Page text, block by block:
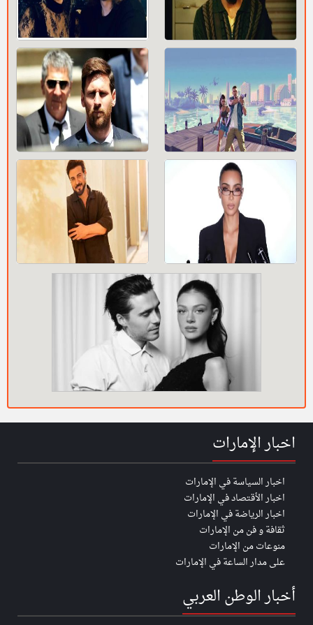
اخبار الإمارات
اخبار السياسة في الإمارات
اخبار الأقتصاد في الإمارات
اخبار الرياضة في الإمارات
ثقافة و فن من الإمارات
منوعات من الإمارات
على مدار الساعة في الإمارات
أخبار الوطن العربي